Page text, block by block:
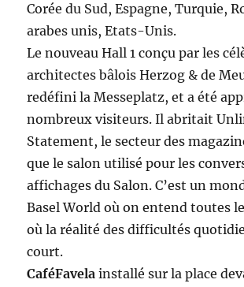
Corée du Sud, Espagne, Turquie,
arabes unis, Etats-Unis.
Le nouveau Hall 1 conçu par les
architectes bâlois Herzog & de
redéfini la Messeplatz, et a été
nombreux visiteurs. Il abritait
Statement, le secteur des
que le salon utilisé pour les
affichages du Salon. C’est un
Basel World où on entend toutes
où la réalité des difficultés
court.
CaféFavela installé sur la place